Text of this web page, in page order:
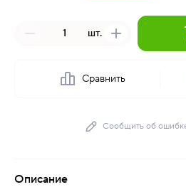
шт.
Сравнить
Сообщить об
Описание